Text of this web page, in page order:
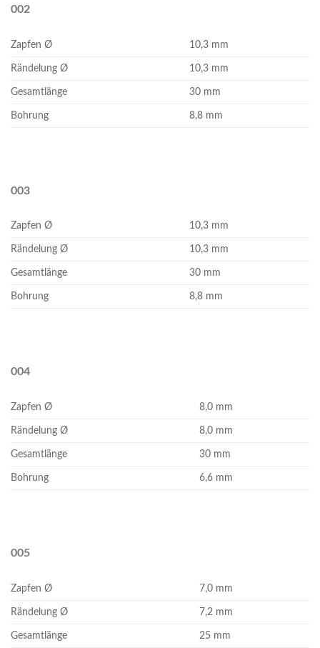
002
Zapfen Ø 10,3 mm
Rändelung Ø 10,3 mm
Gesamtlänge 30 mm
Bohrung 8,8 mm
003
Zapfen Ø 10,3 mm
Rändelung Ø 10,3 mm
Gesamtlänge 30 mm
Bohrung 8,8 mm
004
Zapfen Ø 8,0 mm
Rändelung Ø 8,0 mm
Gesamtlänge 30 mm
Bohrung 6,6 mm
005
Zapfen Ø 7,0 mm
Rändelung Ø 7,2 mm
Gesamtlänge 25 mm